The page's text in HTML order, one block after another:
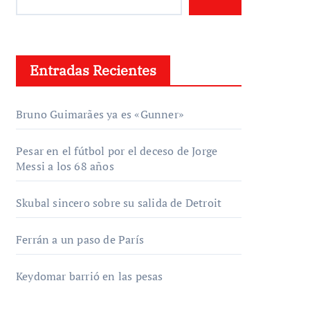
Entradas Recientes
Bruno Guimarães ya es «Gunner»
Pesar en el fútbol por el deceso de Jorge
Messi a los 68 años
Skubal sincero sobre su salida de Detroit
Ferrán a un paso de París
Keydomar barrió en las pesas